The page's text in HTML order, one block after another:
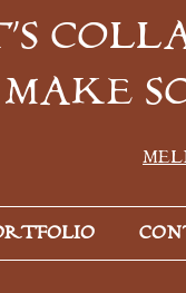
MAKE